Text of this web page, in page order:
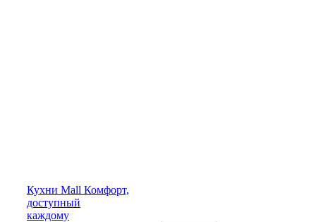
Кухни Mall Комфорт,
доступный
каждому